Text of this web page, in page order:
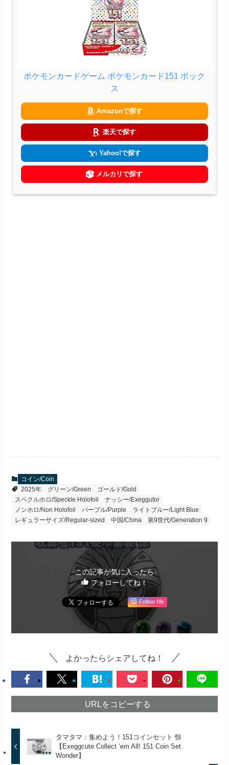
ポケモンカードゲーム ポケモンカード151 ボック
ス
Amazonで探す
楽天で探す
Yahoo!で探す
メルカリで探す
コイン/Coin
2025年
グリーン/Green
ゴールド/Gold
スペクルホロ/Speckle Holofoil
ナッシー/Exeggutor
ノンホロ/Non Holofoil
パープル/Purple
ライトブルー/Light Blue
レギュラーサイズ/Regular-sized
中国/China 第9世代/Generation 9
この記事が気に入ったら
フォローしてね！
Follow Me
よかったらシェアしてね！
URLをコピーする
タマタマ：集めよう！151コインセット 惊
【Exeggcute Collect ‘em All! 151 Coin Set
Wonder】